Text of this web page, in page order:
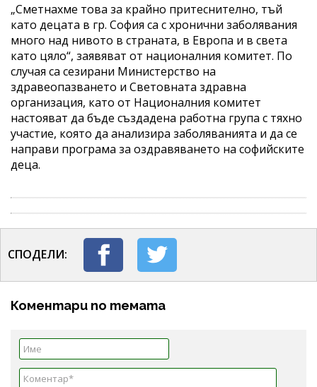
„Сметнахме това за крайно притеснително, тъй
като децата в гр. София са с хронични заболявания
много над нивото в страната, в Европа и в света
като цяло“, заявяват от националния комитет. По
случая са сезирани Министерство на
здравеопазването и Световната здравна
организация, като от Националния комитет
настояват да бъде създадена работна група с тяхно
участие, която да анализира заболяванията и да се
направи програма за оздравяването на софийските
деца.
СПОДЕЛИ:
Коментари по темата